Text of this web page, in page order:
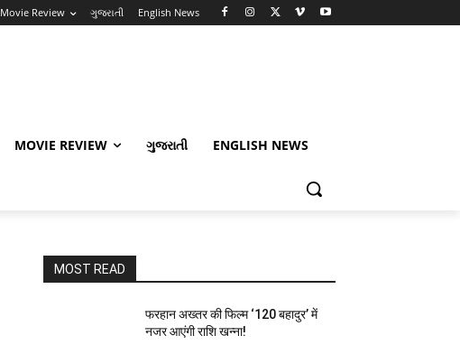
Movie Review ગુજરાતી English News
MOVIE REVIEW ગુજરાતી ENGLISH NEWS
MOST READ
फरहान अख्तर की फिल्म ‘120 बहादुर’ में
नजर आएंगी राशि खन्ना!